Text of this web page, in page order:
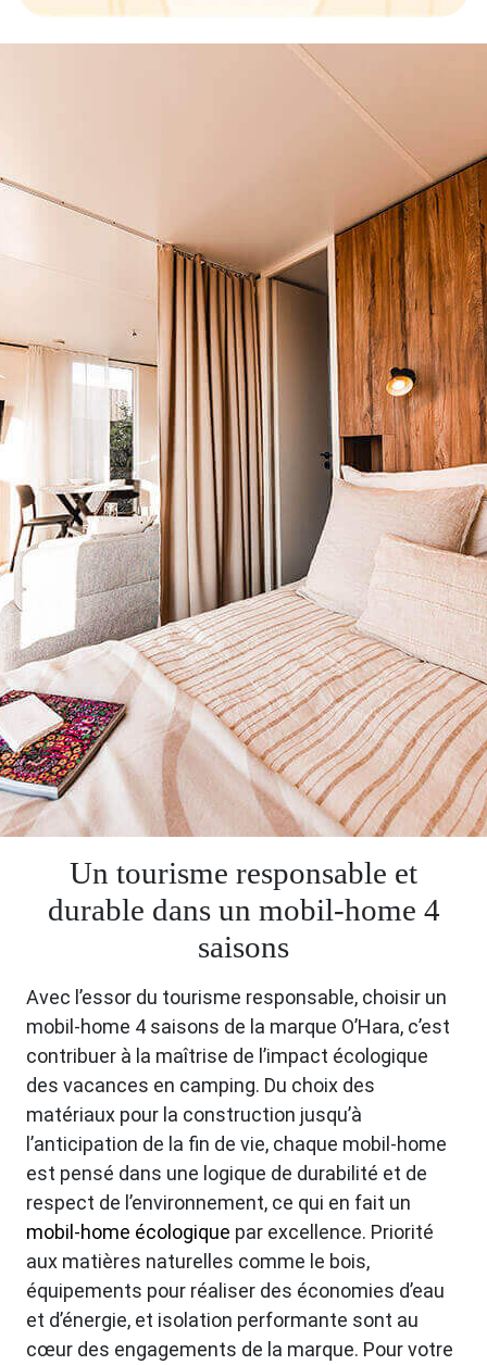
Un tourisme responsable et
durable dans un mobil-home 4
saisons
Avec l’essor du tourisme responsable, choisir un
mobil-home 4 saisons de la marque O’Hara, c’est
contribuer à la maîtrise de l’impact écologique
des vacances en camping. Du choix des
matériaux pour la construction jusqu’à
l’anticipation de la fin de vie, chaque mobil-home
est pensé dans une logique de durabilité et de
respect de l’environnement, ce qui en fait un
mobil-home écologique par excellence. Priorité
aux matières naturelles comme le bois,
équipements pour réaliser des économies d’eau
et d’énergie, et isolation performante sont au
cœur des engagements de la marque. Pour votre